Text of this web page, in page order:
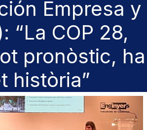
Empresa y
“La COP 28,
pronòstic, ha
història”